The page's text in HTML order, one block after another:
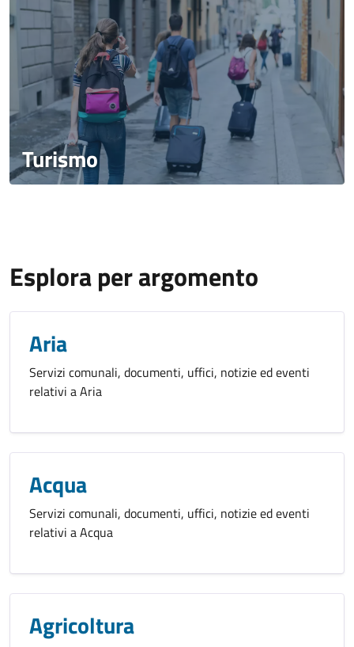
Turismo
Esplora per argomento
Aria
Servizi comunali, documenti, uffici, notizie ed eventi
relativi a Aria
Acqua
Servizi comunali, documenti, uffici, notizie ed eventi
relativi a Acqua
Agricoltura